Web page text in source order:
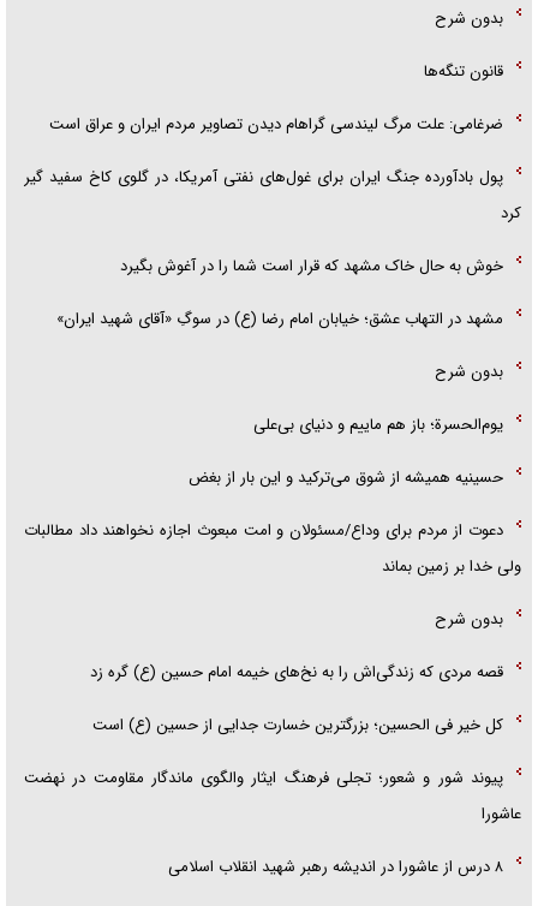
بدون شرح
قانون تنگه‌ها
ضرغامی: علت مرگ لیندسی گراهام دیدن تصاویر مردم ایران و عراق است
پول بادآورده جنگ ایران برای غول‌های نفتی آمریکا، در گلوی کاخ سفید گیر
کرد
خوش به حال خاک مشهد که قرار است شما را در آغوش بگیرد
مشهد در التهاب عشق؛ خیابان امام رضا (ع) در سوگِ «آقای شهید ایران»
بدون شرح
یوم‌الحسرة؛ باز هم ماییم و دنیای بی‌علی
حسینیه همیشه از شوق می‌ترکید و این بار از بغض
دعوت از مردم برای وداع/مسئولان و امت مبعوث اجازه نخواهند داد مطالبات
ولی خدا بر زمین بماند
بدون شرح
قصه مردی که زندگی‌اش را به نخ‌های خیمه امام حسین (ع) گره زد
کل خیر فی الحسین؛ بزرگترین خسارت جدایی از حسین (ع) است
پیوند شور و شعور؛ تجلی فرهنگ ایثار والگوی ماندگار مقاومت در نهضت
عاشورا
۸ درس از عاشورا در اندیشه رهبر شهید انقلاب اسلامی